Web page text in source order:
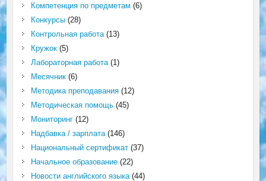
Компетенция по предметам (6)
Конкурсы(28)
Контрольная работа(13)
Кружок(5)
Лабораторная работа(1)
Месячник(6)
Методика преподавания(12)
Методическая помощь(45)
Мониторинг(12)
Надбавка / зарплата(146)
Национальный сертификат(37)
Начальное образование(22)
Новости английского языка(44)